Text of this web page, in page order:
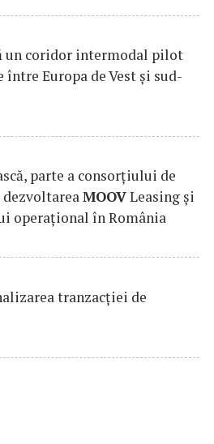
un coridor intermodal pilot
Europa de Vest și sud-
parte a consorțiului de
dezvoltareaMOOVLeasing și
operațional în România
tranzacției de